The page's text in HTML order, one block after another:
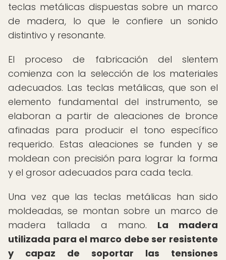
teclas metálicas dispuestas sobre un marco
de madera, lo que le confiere un sonido
distintivo y resonante.
El proceso de fabricación del slentem
comienza con la selección de los materiales
adecuados. Las teclas metálicas, que son el
elemento fundamental del instrumento, se
elaboran a partir de aleaciones de bronce
afinadas para producir el tono específico
requerido. Estas aleaciones se funden y se
moldean con precisión para lograr la forma
y el grosor adecuados para cada tecla.
Una vez que las teclas metálicas han sido
moldeadas, se montan sobre un marco de
madera tallada a mano. La madera
utilizada para el marco debe ser resistente
y capaz de soportar las tensiones